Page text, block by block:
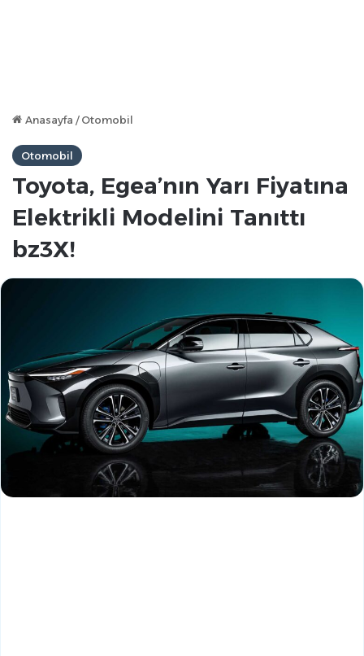
Anasayfa / Otomobil
Otomobil
Toyota, Egea’nın Yarı Fiyatına
Elektrikli Modelini Tanıttı
bz3X!